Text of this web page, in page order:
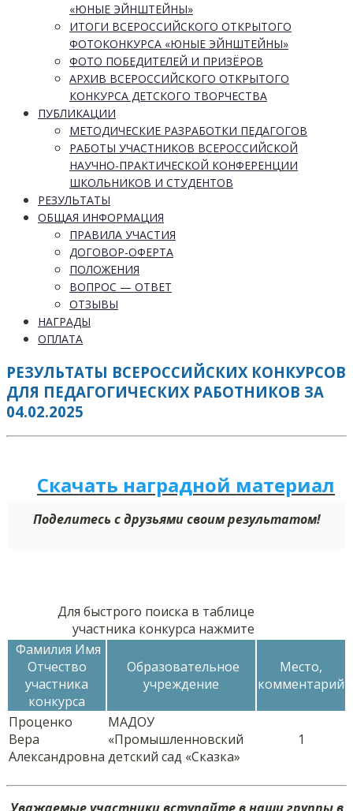
«ЮНЫЕ ЭЙНШТЕЙНЫ»
ИТОГИ ВСЕРОССИЙСКОГО ОТКРЫТОГО
ФОТОКОНКУРСА «ЮНЫЕ ЭЙНШТЕЙНЫ»
ФОТО ПОБЕДИТЕЛЕЙ И ПРИЗЁРОВ
АРХИВ ВСЕРОССИЙСКОГО ОТКРЫТОГО
КОНКУРСА ДЕТСКОГО ТВОРЧЕСТВА
ПУБЛИКАЦИИ
МЕТОДИЧЕСКИЕ РАЗРАБОТКИ ПЕДАГОГОВ
РАБОТЫ УЧАСТНИКОВ ВСЕРОССИЙСКОЙ
НАУЧНО-ПРАКТИЧЕСКОЙ КОНФЕРЕНЦИИ
ШКОЛЬНИКОВ И СТУДЕНТОВ
РЕЗУЛЬТАТЫ
ОБЩАЯ ИНФОРМАЦИЯ
ПРАВИЛА УЧАСТИЯ
ДОГОВОР-ОФЕРТА
ПОЛОЖЕНИЯ
ВОПРОС — ОТВЕТ
ОТЗЫВЫ
НАГРАДЫ
ОПЛАТА
РЕЗУЛЬТАТЫ ВСЕРОССИЙСКИХ КОНКУРСОВ
ДЛЯ ПЕДАГОГИЧЕСКИХ РАБОТНИКОВ ЗА
04.02.2025
Скачать наградной материал
Поделитесь с друзьями своим результатом!
Для быстрого поиска в таблице
участника конкурса нажмите
Фамилия Имя
Отчество
участника
конкурса
Образовательное
учреждение
Место,
комментарий
Проценко
Вера
Александровна
МАДОУ
«Промышленновский
детский сад «Сказка»
1